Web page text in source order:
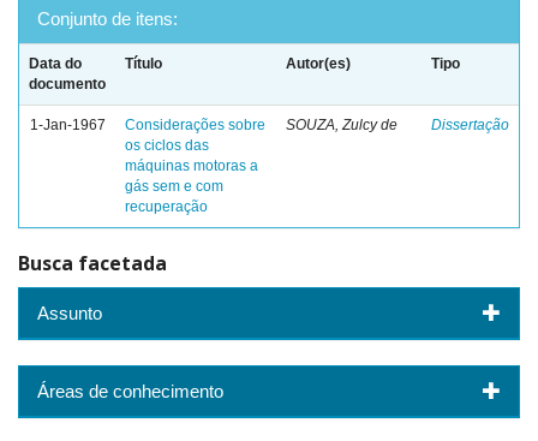
Conjunto de itens:
Data do
documento
Título Autor(es) Tipo
1-Jan-1967
Considerações sobre
os ciclos das
máquinas motoras a
gás sem e com
recuperação
SOUZA, Zulcy de Dissertação
Busca facetada
Assunto
Áreas de conhecimento